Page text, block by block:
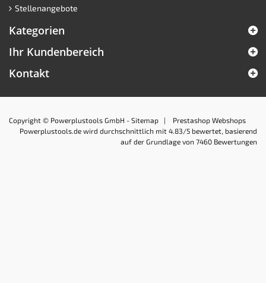
Stellenangebote
Kategorien
Ihr Kundenbereich
Kontakt
Copyright © Powerplustools GmbH - Sitemap | Prestashop Webshops
Powerplustools.de wird durchschnittlich mit 4.83 /5 bewertet, basierend
auf der Grundlage von 7460 Bewertungen